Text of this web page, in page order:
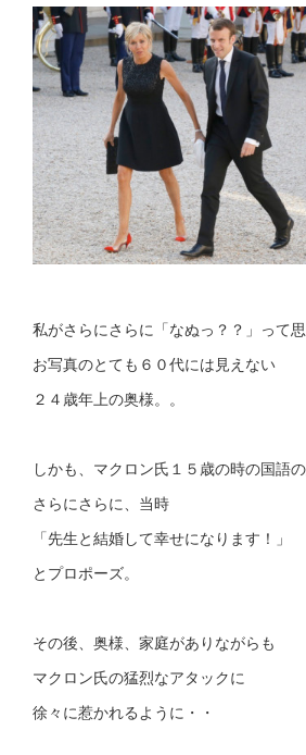
私がさらにさらに「なぬっ？？」って
お写真のとても６０代には見えない
２４歳年上の奥様。。
しかも、マクロン氏１５歳の時の国語の
さらにさらに、当時
「先生と結婚して幸せになります！」
とプロポーズ。
その後、奥様、家庭がありながらも
マクロン氏の猛烈なアタックに
徐々に惹かれるように・・